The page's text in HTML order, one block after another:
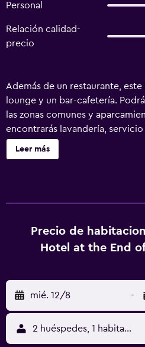
Personal
Relación calidad-
precio
Además de un restaurante,
lounge y un bar-cafetería.
las zonas comunes y
encontrarás lavandería,
una zona recreativa o sala de
the Universe ofrece 17
actividades de ocio y
abajo en las instalaciones o
Leer más
Precio de
Hotel at the End
mié. 12/8 -
2 huéspedes, 1 habitación